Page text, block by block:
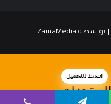
| بواسطة ZainaMedia